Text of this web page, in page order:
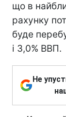
що в
рахунку
буде
і 3,0% ВВП.
Не